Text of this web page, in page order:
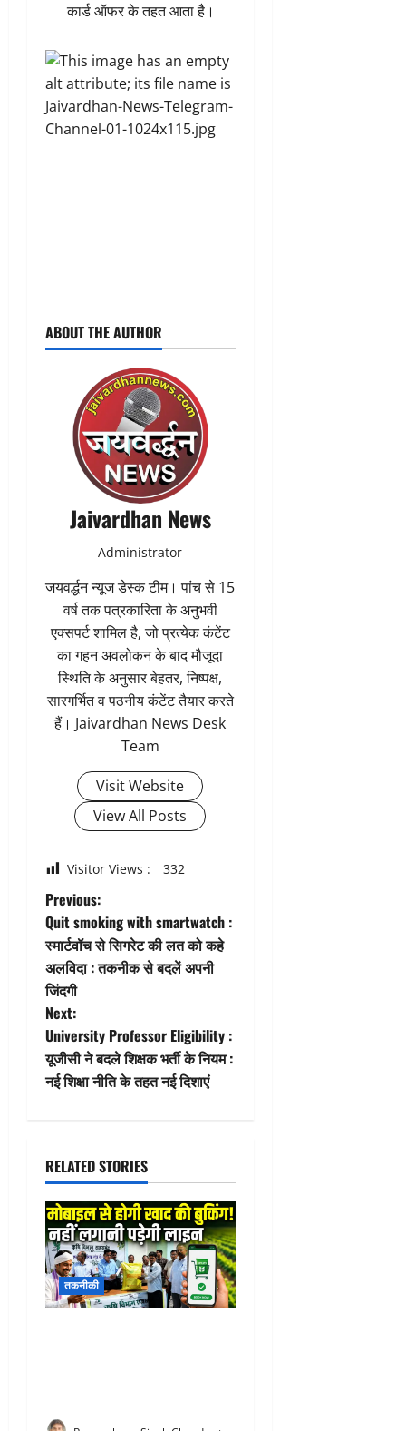
कार्ड ऑफर के तहत आता है।
ABOUT THE AUTHOR
Jaivardhan News
Administrator
जयवर्द्धन न्यूज डेस्क टीम। पांच से 15
वर्ष तक पत्रकारिता के अनुभवी
एक्सपर्ट शामिल है, जो प्रत्येक कंटेंट
का गहन अवलोकन के बाद मौजूदा
स्थिति के अनुसार बेहतर, निष्पक्ष,
सारगर्भित व पठनीय कंटेंट तैयार करते
हैं। Jaivardhan News Desk
Team
Visit Website
View All Posts
Visitor Views : 332
P
o
s
t
n
a
i
g
a
t
Previous:
Quit smoking with smartwatch :
स्मार्टवॉच से सिगरेट की लत को कहे
अलविदा : तकनीक से बदलें अपनी
जिंदगी
Next:
University Professor Eligibility :
यूजीसी ने बदले शिक्षक भर्ती के नियम :
नई शिक्षा नीति के तहत नई दिशाएं
RELATED STORIES
तकनीकी